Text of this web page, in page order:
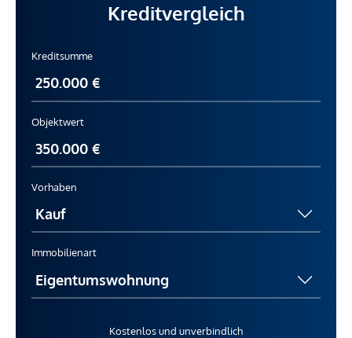
Kreditvergleich
Kreditsumme
Objektwert
Vorhaben
Immobilienart
Kostenlos und unverbindlich